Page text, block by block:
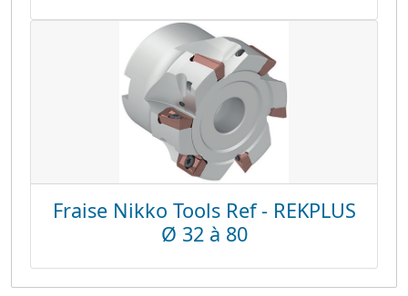
Fraise Nikko Tools Ref - REKPLUS
Ø 32 à 80